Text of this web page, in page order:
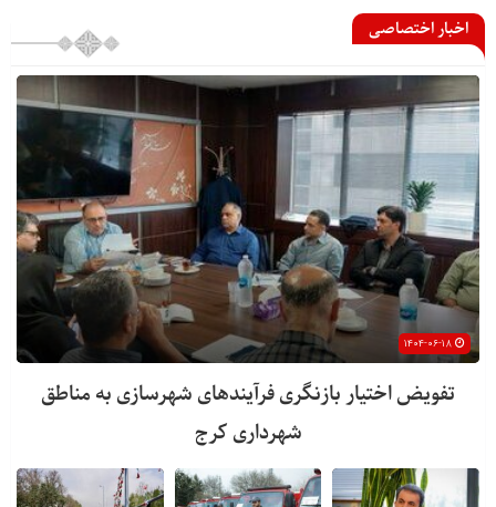
اخبار اختصاصی
تفویض اختیار بازنگری فرآیندهای شهرسازی به مناطق
شهرداری کرج